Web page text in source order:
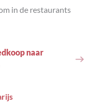
in de restaurants
naar